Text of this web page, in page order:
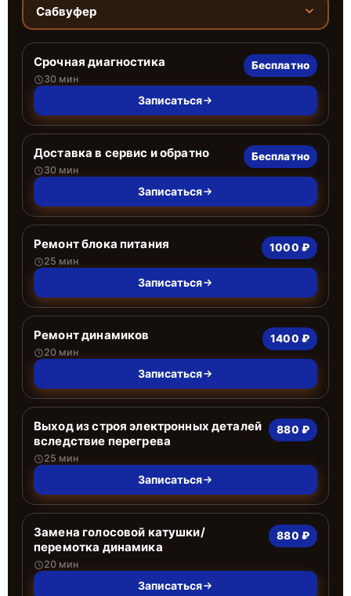
Сабвуфер
Срочная диагностика
30 мин
Бесплатно
Записаться
Доставка в сервис и обратно
30 мин
Бесплатно
Записаться
Ремонт блока питания
25 мин
1000 ₽
Записаться
Ремонт динамиков
20 мин
1400 ₽
Записаться
Выход из строя электронных деталей
вследствие перегрева
25 мин
880 ₽
Записаться
Замена голосовой катушки/
перемотка динамика
20 мин
880 ₽
Записаться